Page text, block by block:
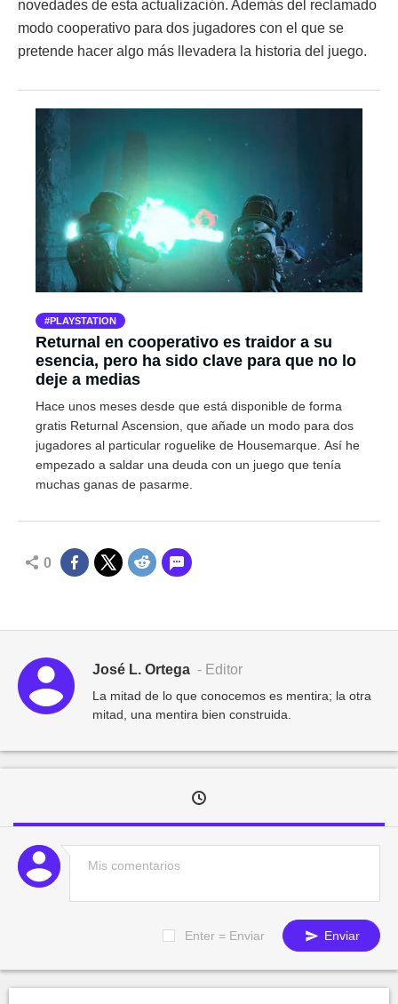
novedades de esta actualización. Además del reclamado
modo cooperativo para dos jugadores con el que se
pretende hacer algo más llevadera la historia del juego.
PLAYSTATION
Returnal en cooperativo es traidor a su
esencia, pero ha sido clave para que no lo
deje a medias
Hace unos meses desde que está disponible de forma
gratis Returnal Ascension, que añade un modo para dos
jugadores al particular roguelike de Housemarque. Así he
empezado a saldar una deuda con un juego que tenía
muchas ganas de pasarme.
0
José L. Ortega - Editor
La mitad de lo que conocemos es mentira; la otra
mitad, una mentira bien construida.
Enter = Enviar Enviar